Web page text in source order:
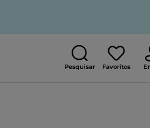
Pesquisar Favoritos